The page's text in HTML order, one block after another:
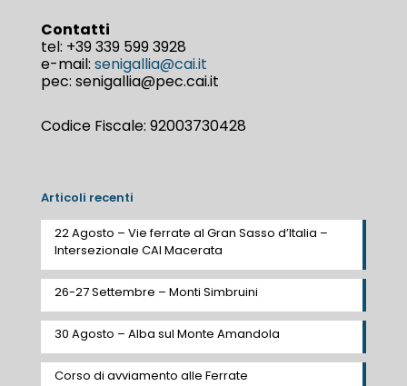
Contatti
tel: +39 339 599 3928
e-mail: senigallia@cai.it
pec: senigallia@pec.cai.it
Codice Fiscale: 92003730428
Articoli recenti
22 Agosto – Vie ferrate al Gran Sasso d’Italia –
Intersezionale CAI Macerata
26-27 Settembre – Monti Simbruini
30 Agosto – Alba sul Monte Amandola
Corso di avviamento alle Ferrate